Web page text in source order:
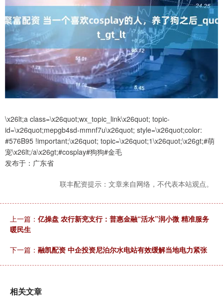
\x26lt;a class=\x26quot;wx_topic_link\x26quot; topic-
id=\x26quot;mepgb4sd-mmnf7u\x26quot; style=\x26quot;color:
#576B95 !important;\x26quot; topic=\x26quot;1\x26quot;\x26gt;#萌
宠\x26lt;/a\x26gt;#cosplay#狗狗#金毛
发布于：广东省
联丰配资提示：文章来自网络，不代表本站观点。
上一篇： 亿操盘 农行新兖支行：普惠金融“活水”润小微 精准服务
暖民生
下一篇： 融凯配资 中企投资尼泊尔水电站有效缓解当地电力紧张
相关文章